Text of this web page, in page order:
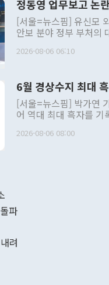
정동영 업무보고 논
[서울=뉴스핌] 유신모
안보 분야 정부 부처의
발언 중에는 정부 내 조
주의적 희망에 근거한
관의 대북 정책 관련 발
관 부처 장관이 공개적
관의 무리한 대북 접근
다. [정동영 통일부 장관이 지난달 23일 오후 서울 종로구 정부서울청사에
무너졌다고도 했다. 또
함께 4자 대화의 동력
2026-08-06 06:10
6월 경상수지 최대
[서울=뉴스핌] 박가연
어 역대 최대 흑자를
료=한국은행] 한국은행이 6일 발표한 '2026년 6월 국제수지(잠정)'에 따르
며 월간 기준 처음으로
196.9% 급증했고 컴퓨
수출은 160.4% 늘었
2026-08-06 08:00
파
려